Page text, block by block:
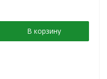
В корзину